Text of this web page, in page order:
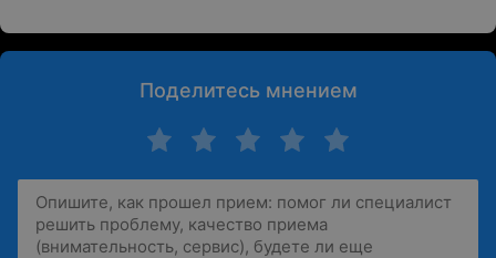
Поделитесь мнением